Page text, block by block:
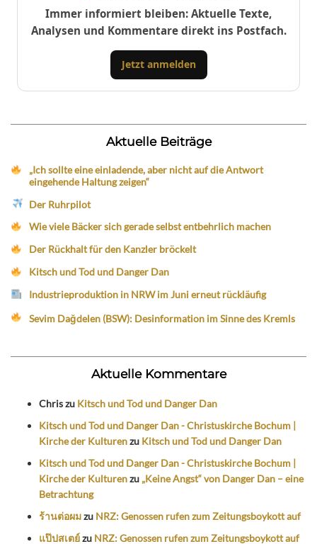
Immer informiert bleiben: Aktuelle Texte,
Analysen und Kommentare direkt ins Postfach.
Jetzt anmelden
Aktuelle Beiträge
„Ich sollte eine einladende, aber nicht auf die Antwort
eingehende Haltung zeigen“
Der Ruhrpilot
Wie viele Bäcker sich gerade selbst entbehrlich machen
Der Rückhalt für den Kanzler bröckelt
Kitsch und Tod und Danger Dan
Industrieproduktion in NRW im Juni erneut rückläufig
Sevim Dağdelen (BSW): Desinformation im Sinne des Kremls
Aktuelle Kommentare
Chriszu Kitsch und Tod und Danger Dan
Kitsch und Tod und Danger Dan - Christuskirche Bochum |
Kirche der Kulturenzu Kitsch und Tod und Danger Dan
Kitsch und Tod und Danger Dan - Christuskirche Bochum |
Kirche der Kulturenzu „Keine Angst“ von Danger Dan – eine
Betrachtung
ร้านต่อผมzu NRZ: Genossen rufen zum Zeitungsboykott auf
แป๊ปสเตย์zu NRZ: Genossen rufen zum Zeitungsboykott auf